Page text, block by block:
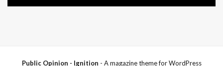
a
Public Opinion - Ignition - A magazine theme for WordPress